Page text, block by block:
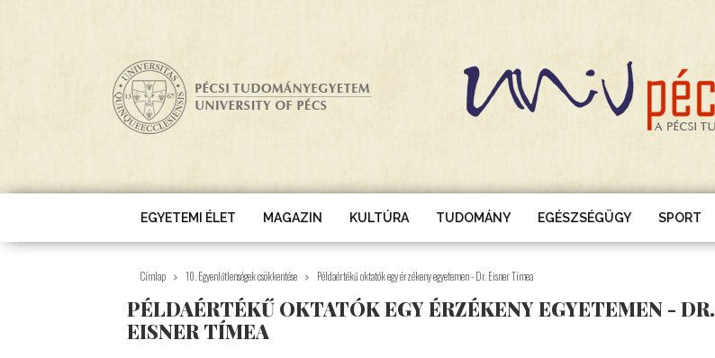
EGYETEMI ÉLET MAGAZIN KULTÚRA TUDOMÁNY EGÉSZSÉGÜGY SPORT
Címlap 10. Egyenlőtlenségek csökkentése Példaértékű oktatók egy érzékeny egyetemen - Dr. Eisner Tímea
PÉLDAÉRTÉKŰ OKTATÓK EGY ÉRZÉKENY EGYETEMEN - DR.
EISNER TÍMEA